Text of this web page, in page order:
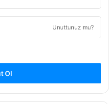
Unuttunuz mu?
Ol